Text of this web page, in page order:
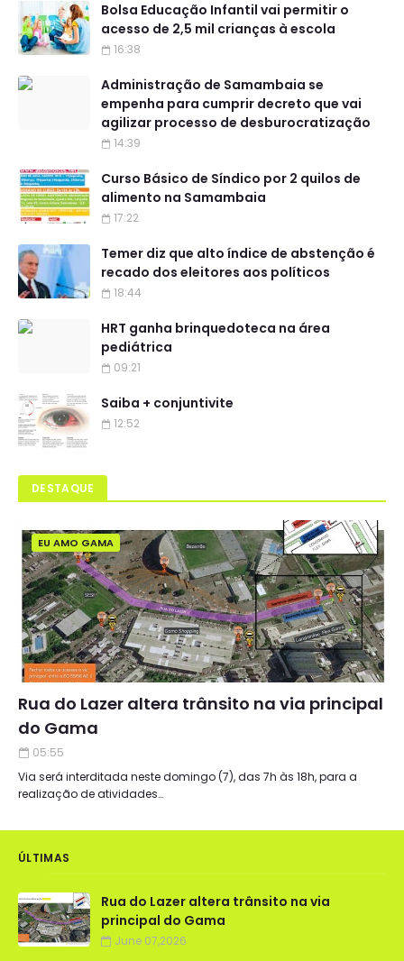
Bolsa Educação Infantil vai permitir o
acesso de 2,5 mil crianças à escola
16:38
Administração de Samambaia se
empenha para cumprir decreto que vai
agilizar processo de desburocratização
14:39
Curso Básico de Síndico por 2 quilos de
alimento na Samambaia
17:22
Temer diz que alto índice de abstenção é
recado dos eleitores aos políticos
18:44
HRT ganha brinquedoteca na área
pediátrica
09:21
Saiba + conjuntivite
12:52
DESTAQUE
EU AMO GAMA
Rua do Lazer altera trânsito na via principal
do Gama
05:55
Via será interditada neste domingo (7), das 7h às 18h, para a
realização de atividades…
ÚLTIMAS
Rua do Lazer altera trânsito na via
principal do Gama
June 07,2026